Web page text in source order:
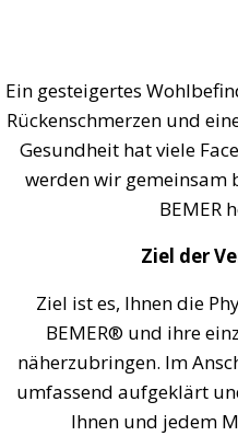
Ein gesteigertes
Rückenschmerzen und
Gesundheit hat viele
werden wir gemeinsam
BEMER
Ziel der
Ziel ist es, Ihnen die
BEMER® und ihre
näherzubringen. Im
umfassend aufgeklärt
Ihnen und jedem